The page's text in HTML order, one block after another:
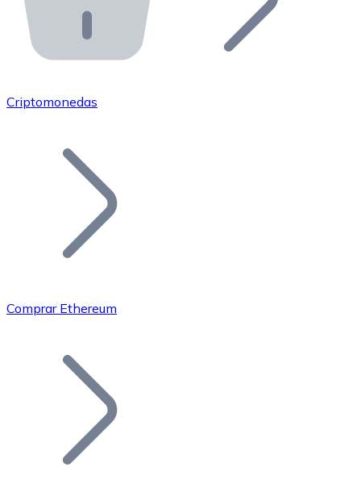
Bitnovo API
Integra nuestra API en tu ecosistema.
Únete a nuestra red de distribuidores.
Añade tu proyecto a nuestro ecosistema.
Bitcoin
Criptomonedas
Comprar Ethereum